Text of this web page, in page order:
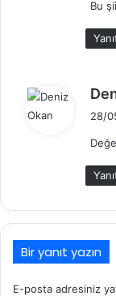
Bu
28/
Bir yanıt yazın
E-posta adresiniz